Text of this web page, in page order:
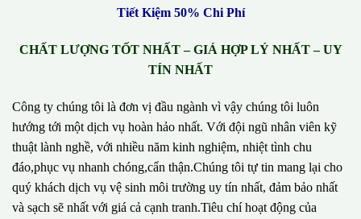
Tiết Kiệm 50% Chi Phí
CHẤT LƯỢNG TỐT NHẤT – GIÁ HỢP LÝ NHẤT – UY
TÍN NHẤT
Công ty chúng tôi là đơn vị đầu ngành vì vậy chúng tôi luôn
hướng tới một dịch vụ hoàn hảo nhất. Với đội ngũ nhân viên kỹ
thuật lành nghề, với nhiều năm kinh nghiệm, nhiệt tình chu
đáo,phục vụ nhanh chóng,cẩn thận.Chúng tôi tự tin mang lại cho
quý khách dịch vụ vệ sinh môi trường uy tín nhất, đảm bảo nhất
và sạch sẽ nhất với giá cả cạnh tranh.Tiêu chí hoạt động của